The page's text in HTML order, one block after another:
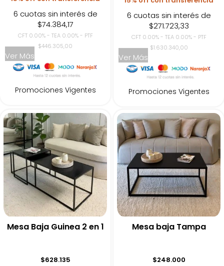
6 cuotas sin interés de
$74.384,17
CFT 0.00% - TEA 0.00% - PTF
$446.305,00
Ver Más
Promociones Vigentes
6 cuotas sin interés de
$271.723,33
CFT 0.00% - TEA 0.00% - PTF
$1.630.340,00
Ver Más
Promociones Vigentes
Mesa Baja Guinea 2 en 1
$628.135
Mesa baja Tampa
$248.000